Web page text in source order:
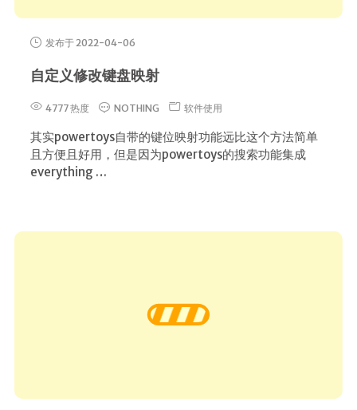
发布于 2022-04-06
自定义修改键盘映射
4777 热度 NOTHING 软件使用
其实powertoys自带的键位映射功能远比这个方法简单
且方便且好用，但是因为powertoys的搜索功能集成
everything …